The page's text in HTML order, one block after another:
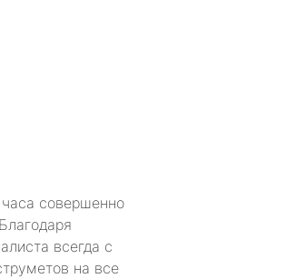
совершенно
всегда с
на все